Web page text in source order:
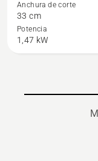
sobre
143R-
Anchura de corte
33 cm
Potencia
1,47 kW